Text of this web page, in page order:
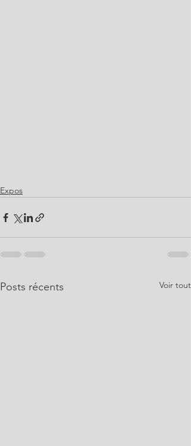
Expos
Posts récents Voir tout